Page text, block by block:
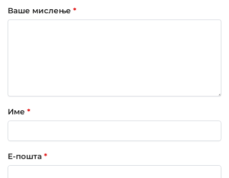
Ваше мислење *
Име *
Е-пошта *